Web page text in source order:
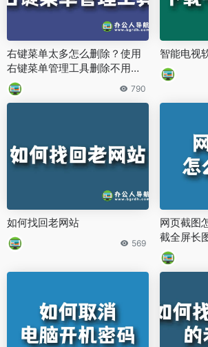
右键菜单太多怎么删除？使用
右键菜单管理工具删除不用的
选项
790
智能电视
如何找回老网站
569
网页截图
截全屏长